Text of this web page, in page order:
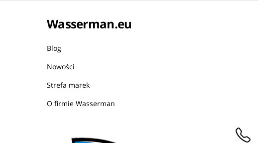
Wasserman.eu
Blog
Nowości
Strefa marek
O firmie Wasserman